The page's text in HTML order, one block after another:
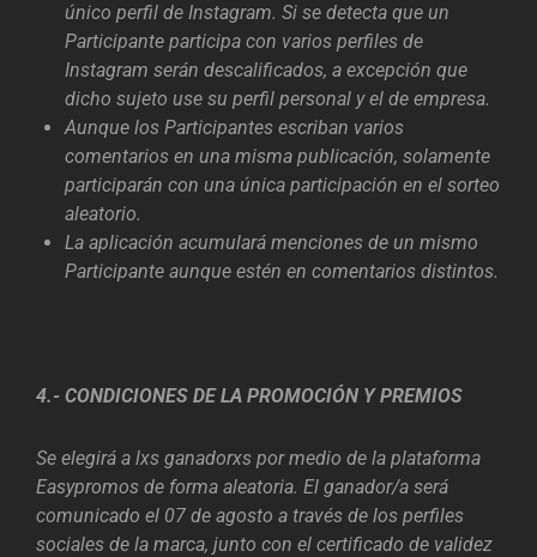
único perfil de Instagram. Si se detecta que un
Participante participa con varios perfiles de
Instagram serán descalificados, a excepción que
dicho sujeto use su perfil personal y el de empresa.
Aunque los Participantes escriban varios
comentarios en una misma publicación, solamente
participarán con una única participación en el sorteo
aleatorio.
La aplicación acumulará menciones de un mismo
Participante aunque estén en comentarios distintos.
4.- CONDICIONES DE LA PROMOCIÓN Y PREMIOS
Se elegirá a lxs ganadorxs por medio de la plataforma
Easypromos de forma aleatoria. El ganador/a será
comunicado el 07 de agosto a través de los perfiles
sociales de la marca, junto con el certificado de validez